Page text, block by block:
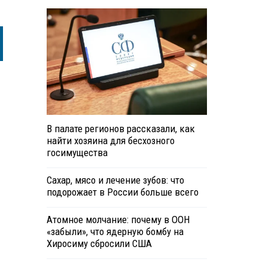
В палате регионов рассказали, как
найти хозяина для бесхозного
госимущества
Сахар, мясо и лечение зубов: что
подорожает в России больше всего
Атомное молчание: почему в ООН
«забыли», что ядерную бомбу на
Хиросиму сбросили США